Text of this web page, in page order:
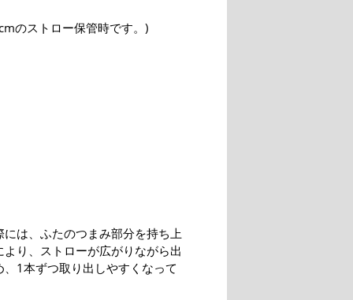
のストロー保管時です。)
には、ふたのつまみ部分を持ち上
より、ストローが広がりながら出
、1本ずつ取り出しやすくなって